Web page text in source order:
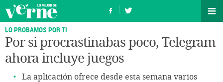
LO PROBAMOS POR TI
Por si procrastinabas poco, Telegram
ahora incluye juegos
La aplicación ofrece desde esta semana varios